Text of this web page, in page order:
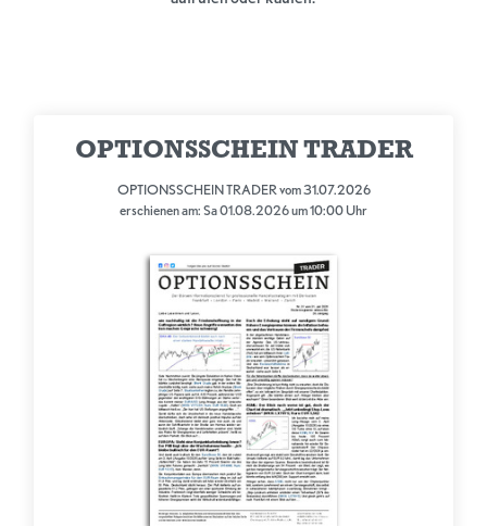
OPTIONSSCHEIN TRADER
OPTIONSSCHEIN TRADER vom 31.07.2026
erschienen am: Sa 01.08.2026 um 10:00 Uhr